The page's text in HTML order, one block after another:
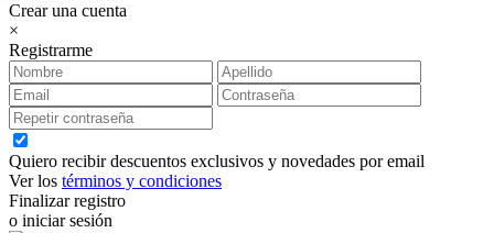
Crear una cuenta
×
Registrarme
Quiero recibir descuentos exclusivos y novedades por email
Ver los términos y condiciones
Finalizar registro
o iniciar sesión